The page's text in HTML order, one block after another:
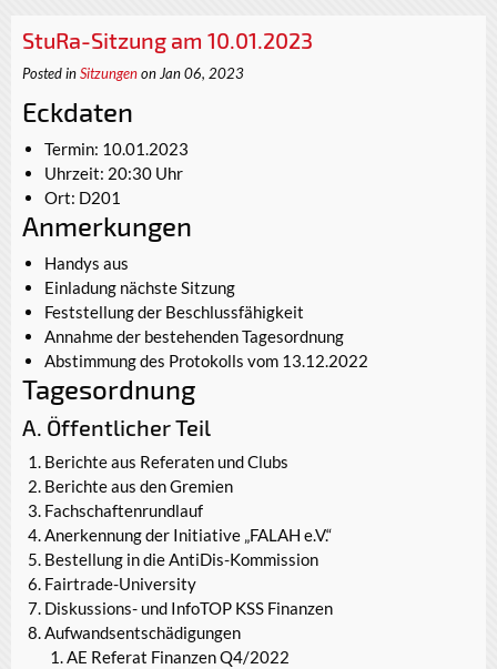
StuRa-Sitzung am 10.01.2023
Posted inSitzungenon Jan 06, 2023
Eckdaten
Termin: 10.01.2023
Uhrzeit: 20:30 Uhr
Ort: D201
Anmerkungen
Handys aus
Einladung nächste Sitzung
Feststellung der Beschlussfähigkeit
Annahme der bestehenden Tagesordnung
Abstimmung des Protokolls vom 13.12.2022
Tagesordnung
A. Öffentlicher Teil
Berichte aus Referaten und Clubs
Berichte aus den Gremien
Fachschaftenrundlauf
Anerkennung der Initiative „FALAH e.V.“
Bestellung in die AntiDis-Kommission
Fairtrade-University
Diskussions- und InfoTOP KSS Finanzen
Aufwandsentschädigungen
AE Referat Finanzen Q4/2022